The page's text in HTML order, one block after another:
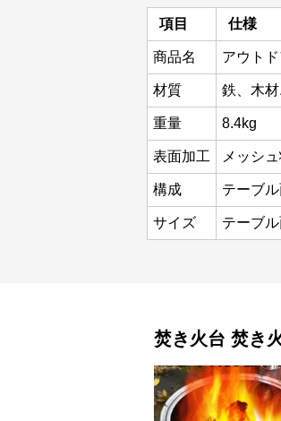
項目 仕様
商品名 アウト
材質 鉄、木
重量 8.4kg
表面加工 メッシ
構成 テーブ
サイズ テーブ
焚き火台 焚き